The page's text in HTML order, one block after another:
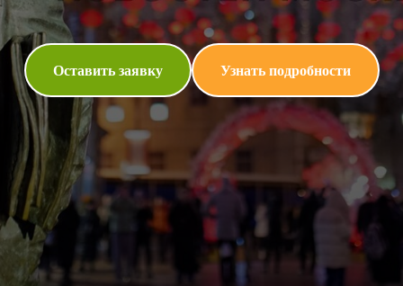
Оставить заявку Узнать подробности